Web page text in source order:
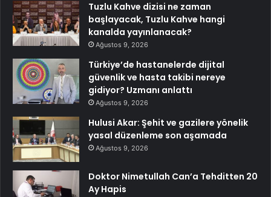
Tuzlu Kahve dizisi ne zaman
başlayacak, Tuzlu Kahve hangi
kanalda yayınlanacak?
Ağustos 9, 2026
Türkiye’de hastanelerde dijital
güvenlik ve hasta takibi nereye
gidiyor? Uzmanı anlattı
Ağustos 9, 2026
Hulusi Akar: Şehit ve gazilere yönelik
yasal düzenleme son aşamada
Ağustos 9, 2026
Doktor Nimetullah Can’a Tehditten 20
Ay Hapis